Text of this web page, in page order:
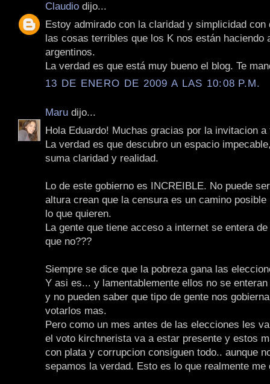
Claudio dijo...
Estoy admirado con la claridad y simplicidad con
las cosas terribles que los K nos están haciendo
argentinos.
La verdad es que está muy bueno el blog. Te
13 DE ENERO DE 2009 A LAS 10:08 P.M.
Maru dijo...
Hola Eduardo! Muchas gracias por la invitacion a
La verdad es que descubro un espacio
suma claridad y realidad.
Lo de este gobierno es INCREIBLE. No puede
altura crean que la censura es un camino posible
lo que quieren.
La gente que tiene acceso a internet se entera
que no???
Siempre se dice que la pobreza gana las
Y asi es... y lamentablemente ellos no se
y no pueden saber que tipo de gente nos
votarlos mas.
Pero como un mes antes de las elecciones les
el voto kirchnerista va a estar presente y estos
con plata y corrupcion consiguen todo.. aunque
sepamos la verdad. Esto es lo que realmente me